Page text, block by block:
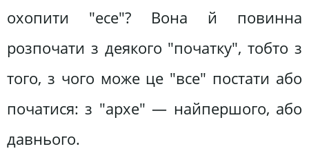
охопити "есе"? Вона й повинна
розпочати з деякого "початку", тобто з
того, з чого може це "все" постати або
початися: з "архе" — найпершого, або
давнього.